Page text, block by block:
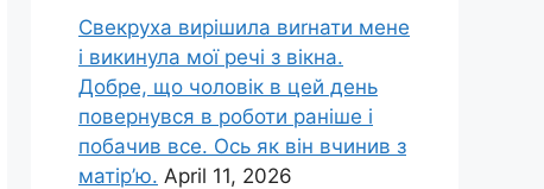
Свекруха вирішила виrнати мене
і викинула мої речі з вікна.
Добре, що чоловік в цей день
повернувся в роботи раніше і
побачив все. Ось як він вчинив з
матір’ю. April 11, 2026